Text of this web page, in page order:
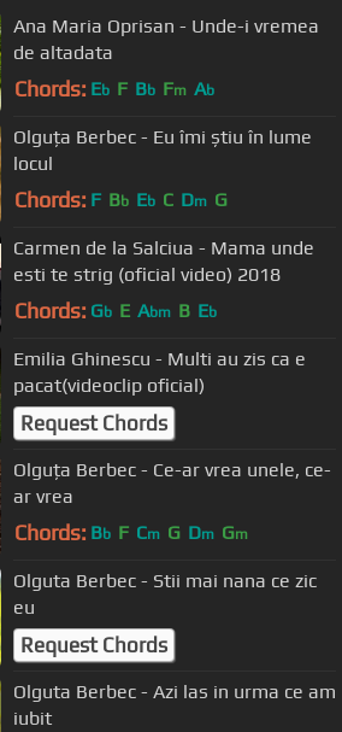
Ana Maria Oprisan - Unde-i vremea
de altadata
Chords: Eb F Bb Fm Ab
Olguța Berbec - Eu îmi știu în lume
locul
Chords: F Bb Eb C Dm G
Carmen de la Salciua - Mama unde
esti te strig (oficial video) 2018
Chords: Gb E Abm B Eb
Emilia Ghinescu - Multi au zis ca e
pacat(videoclip oficial)
Request Chords
Olguța Berbec - Ce-ar vrea unele, ce-
ar vrea
Chords: Bb F Cm G Dm Gm
Olguta Berbec - Stii mai nana ce zic
eu
Request Chords
Olguta Berbec - Azi las in urma ce am
iubit